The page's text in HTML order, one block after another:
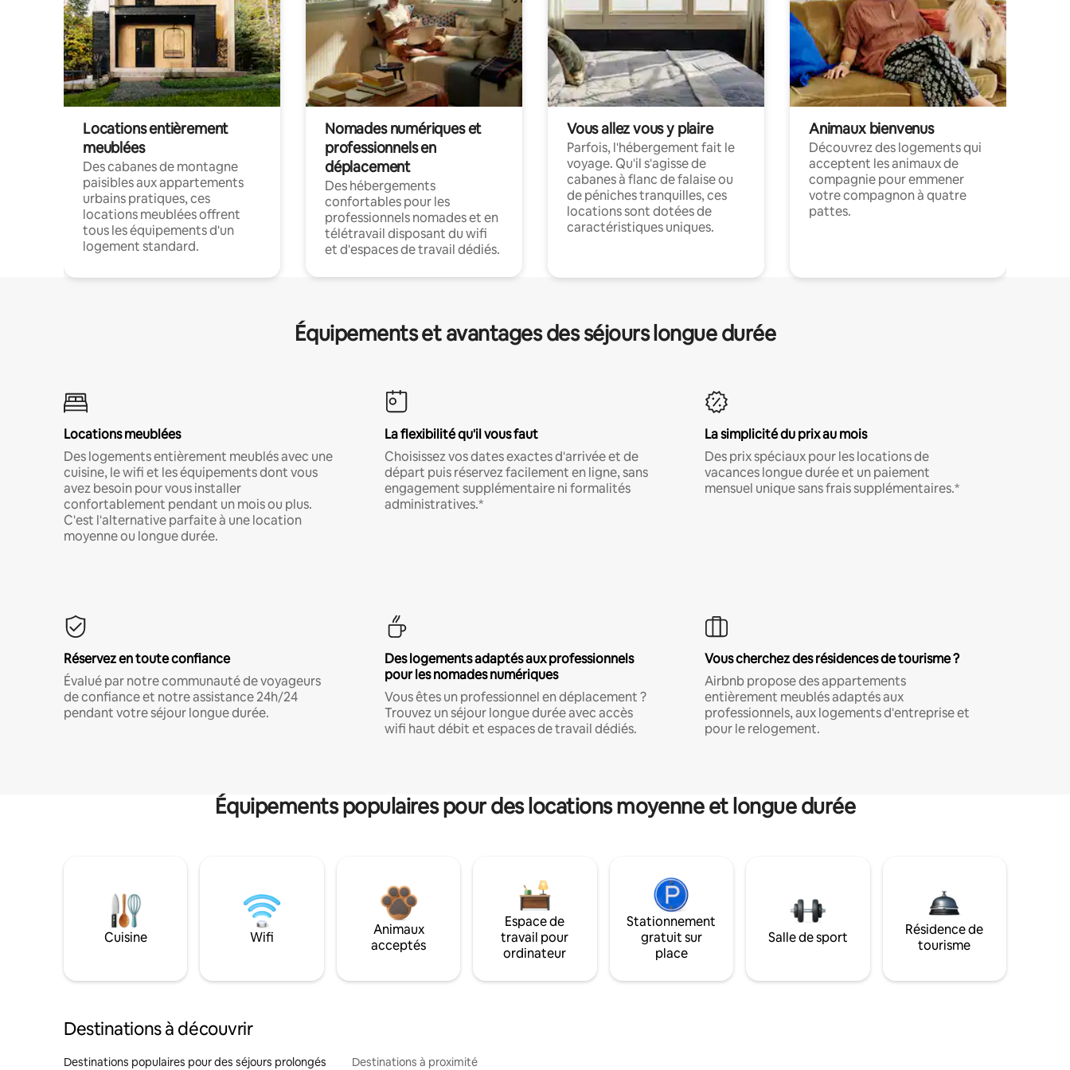
Locations entièrement
meublées
Des cabanes de montagne
paisibles aux appartements
urbains pratiques, ces
locations meublées offrent
tous les équipements d'un
logement standard.
Nomades numériques et
professionnels en
déplacement
Des hébergements
confortables pour les
professionnels nomades et en
télétravail disposant du wifi
et d'espaces de travail dédiés.
Vous allez vous y plaire
Parfois, l'hébergement fait le
voyage. Qu'il s'agisse de
cabanes à flanc de falaise ou
de péniches tranquilles, ces
locations sont dotées de
caractéristiques uniques.
Animaux bienvenus
Découvrez des logements qui
acceptent les animaux de
compagnie pour emmener
votre compagnon à quatre
pattes.
Équipements et avantages des séjours longue durée
Locations meublées
Des logements entièrement meublés avec une
cuisine, le wifi et les équipements dont vous
avez besoin pour vous installer
confortablement pendant un mois ou plus.
C'est l'alternative parfaite à une location
moyenne ou longue durée.
La flexibilité qu'il vous faut
Choisissez vos dates exactes d'arrivée et de
départ puis réservez facilement en ligne, sans
engagement supplémentaire ni formalités
administratives.*
La simplicité du prix au mois
Des prix spéciaux pour les locations de
vacances longue durée et un paiement
mensuel unique sans frais supplémentaires.*
Réservez en toute confiance
Évalué par notre communauté de voyageurs
de confiance et notre assistance 24h/24
pendant votre séjour longue durée.
Des logements adaptés aux professionnels
pour les nomades numériques
Vous êtes un professionnel en déplacement ?
Trouvez un séjour longue durée avec accès
wifi haut débit et espaces de travail dédiés.
Vous cherchez des résidences de tourisme ?
Airbnb propose des appartements
entièrement meublés adaptés aux
professionnels, aux logements d'entreprise et
pour le relogement.
Équipements populaires pour des locations moyenne et longue durée
Cuisine Wifi
Animaux
acceptés
Espace de
travail pour
ordinateur
Stationnement
gratuit sur
place
Salle de sport
Résidence de
tourisme
Destinations à découvrir
Destinations populaires pour des séjours prolongés Destinations à proximité